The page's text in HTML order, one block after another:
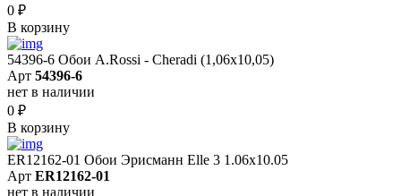
0 ₽
В корзину
54396-6 Обои A.Rossi - Cheradi (1,06x10,05)
Арт 54396-6
нет в наличии
0 ₽
В корзину
ER12162-01 Обои Эрисманн Elle 3 1.06x10.05
Арт ER12162-01
нет в наличии